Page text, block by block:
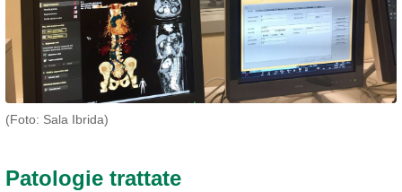
(Foto: Sala Ibrida)
Patologie trattate